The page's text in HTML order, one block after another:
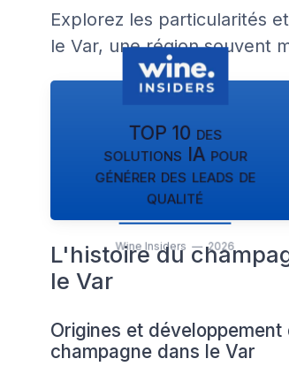
Explorez les particularités
le Var, une région souvent
TOP 10 des
solutions IA pour
générer des leads de
qualité
Wine Insiders — 2026
L'histoire du
le Var
Origines et développement
champagne dans le Var